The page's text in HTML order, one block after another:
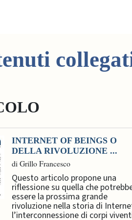
INTERNET OF BEINGS O
DELLA RIVOLUZIONE ...
di Grillo Francesco
Questo articolo propone una
riflessione su quella che
essere la prossima grande
rivoluzione nella storia di
l’interconnessione di corpi